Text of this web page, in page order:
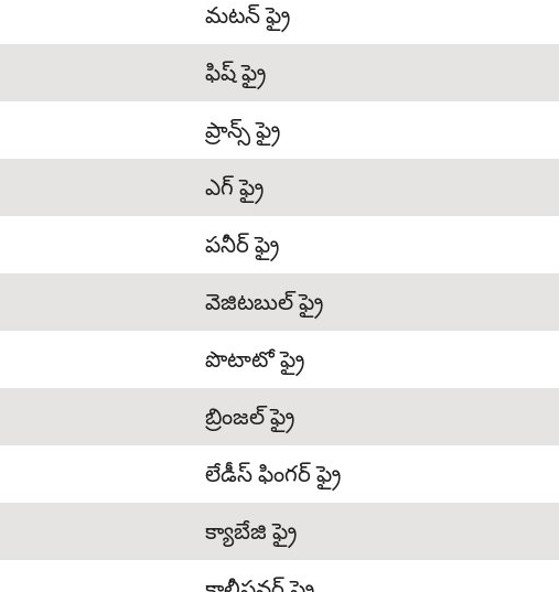
మటన్ ఫ్రై
ఫిష్ ఫ్రై
ప్రాన్స్ ఫ్రై
ఎగ్ ఫ్రై
పనీర్ ఫ్రై
వెజిటబుల్ ఫ్రై
పొటాటో ఫ్రై
బ్రింజల్ ఫ్రై
లేడీస్ ఫింగర్ ఫ్రై
క్యాబేజి ఫ్రై